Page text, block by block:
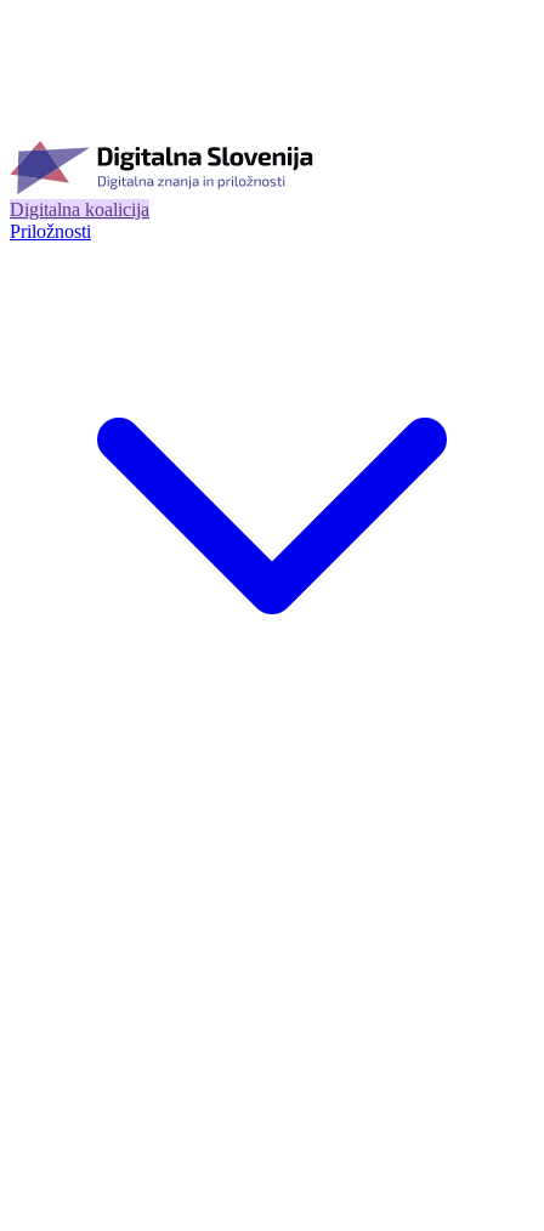
Digitalna koalicija
Priložnosti